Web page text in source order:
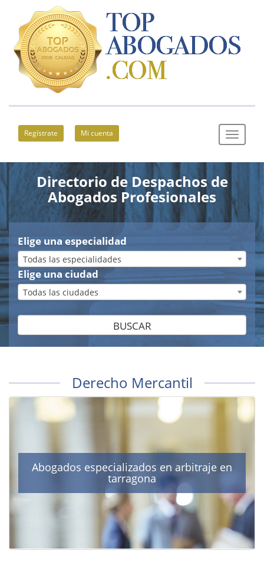
Regístrate Mi cuenta
Directorio de Despachos de
Abogados Profesionales
Elige una especialidad
Todas las especialidades
Elige una ciudad
Todas las ciudades
BUSCAR
Derecho Mercantil
Abogados especializados en arbitraje en
tarragona